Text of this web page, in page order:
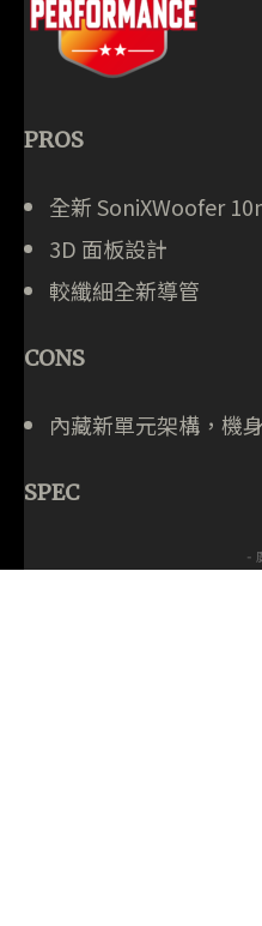
PROS
全新 SoniXWoofer
3D 面板設計
較纖細全新導管
CONS
內藏新單元架構，機
SPEC
-